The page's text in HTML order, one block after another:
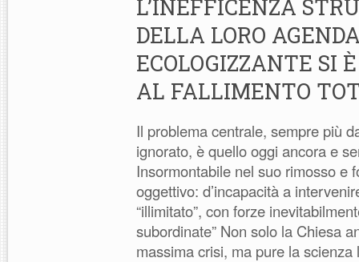
L’INEFFICENZA
DELLA LORO
ECOLOGIZZANTE SI
AL FALLIMENTO
Il problema centrale, sempre più
ignorato, è quello oggi ancora e
Insormontabile nel suo rimosso e
oggettivo: d’incapacità a
“illimitato”, con forze
subordinate” Non solo la Chiesa
massima crisi, ma pure la